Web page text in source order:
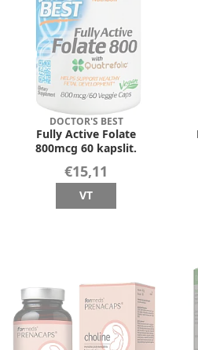
DOCTOR'S BEST
Fully Active Folate
800mcg 60 kapslit.
€15,11
VT